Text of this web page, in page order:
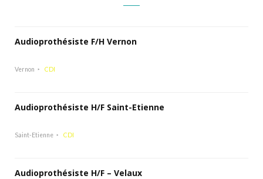
Audioprothésiste F/H Vernon
Vernon CDI
Audioprothésiste H/F Saint-Etienne
Saint-Etienne CDI
Audioprothésiste H/F – Velaux